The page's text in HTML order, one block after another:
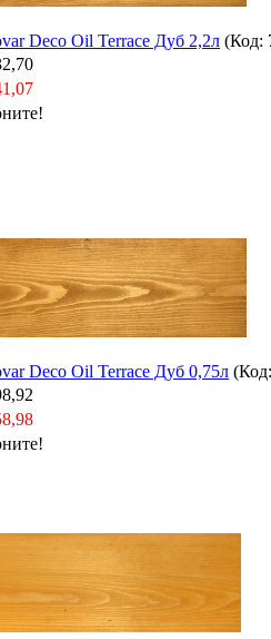
Deco Oil Terrace Дуб 2,2л (Код:
Deco Oil Terrace Дуб 0,75л (Код: